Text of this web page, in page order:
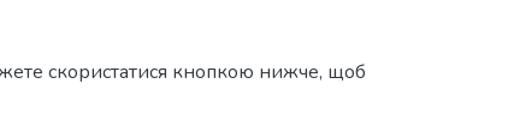
скористатися кнопкою нижче, щоб